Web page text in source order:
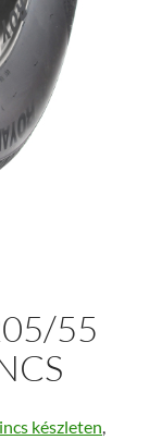
55
készleten,